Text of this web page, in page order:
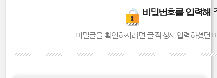
비밀번호를 입력해
비밀글을 확인하시려면 글 작성시 입력하셨던